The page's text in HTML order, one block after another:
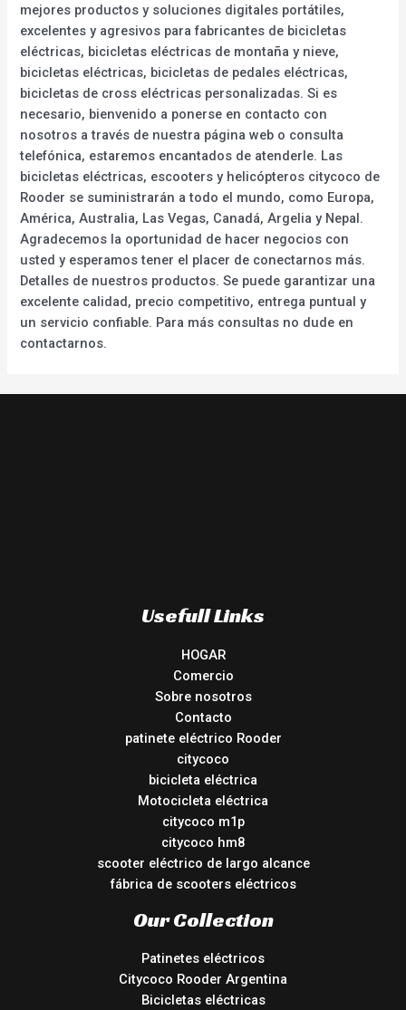
mejores productos y soluciones digitales portátiles,
excelentes y agresivos para fabricantes de bicicletas
eléctricas, bicicletas eléctricas de montaña y nieve,
bicicletas eléctricas, bicicletas de pedales eléctricas,
bicicletas de cross eléctricas personalizadas. Si es
necesario, bienvenido a ponerse en contacto con
nosotros a través de nuestra página web o consulta
telefónica, estaremos encantados de atenderle. Las
bicicletas eléctricas, escooters y helicópteros citycoco de
Rooder se suministrarán a todo el mundo, como Europa,
América, Australia, Las Vegas, Canadá, Argelia y Nepal.
Agradecemos la oportunidad de hacer negocios con
usted y esperamos tener el placer de conectarnos más.
Detalles de nuestros productos. Se puede garantizar una
excelente calidad, precio competitivo, entrega puntual y
un servicio confiable. Para más consultas no dude en
contactarnos.
Usefull Links
HOGAR
Comercio
Sobre nosotros
Contacto
patinete eléctrico Rooder
citycoco
bicicleta eléctrica
Motocicleta eléctrica
citycoco m1p
citycoco hm8
scooter eléctrico de largo alcance
fábrica de scooters eléctricos
Our Collection
Patinetes eléctricos
Citycoco Rooder Argentina
Bicicletas eléctricas